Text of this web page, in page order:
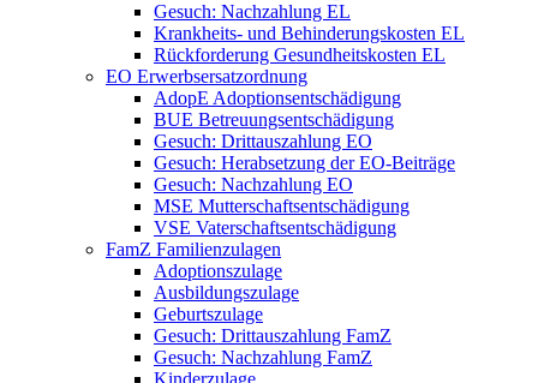
Gesuch: Nachzahlung EL
Krankheits- und Behinderungskosten EL
Rückforderung Gesundheitskosten EL
EO Erwerbsersatzordnung
AdopE Adoptionsentschädigung
BUE Betreuungsentschädigung
Gesuch: Drittauszahlung EO
Gesuch: Herabsetzung der EO-Beiträge
Gesuch: Nachzahlung EO
MSE Mutterschaftsentschädigung
VSE Vaterschaftsentschädigung
FamZ Familienzulagen
Adoptionszulage
Ausbildungszulage
Geburtszulage
Gesuch: Drittauszahlung FamZ
Gesuch: Nachzahlung FamZ
Kinderzulage